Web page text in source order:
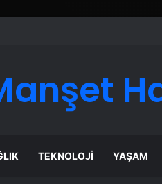
Çevrildi
TEKNOLOJI YAŞAM